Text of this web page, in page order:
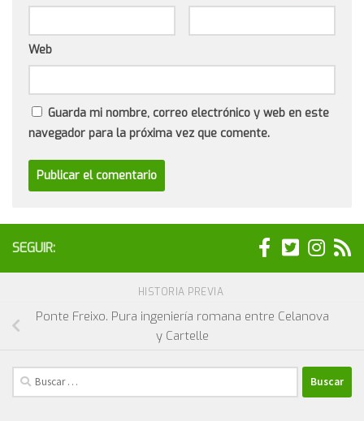
Web
Guarda mi nombre, correo electrónico y web en este
navegador para la próxima vez que comente.
SEGUIR:
HISTORIA PREVIA
Ponte Freixo. Pura ingeniería romana entre Celanova
y Cartelle
Buscar: